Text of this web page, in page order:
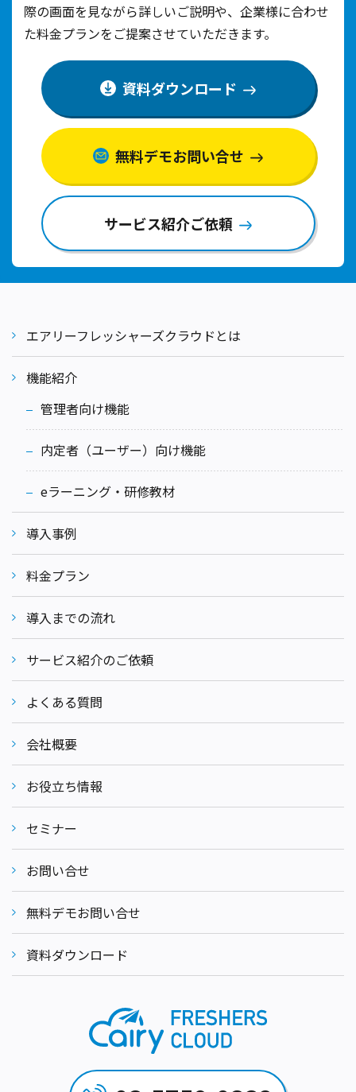
際の画面を見ながら詳しいご説明や、 企業様に合わせ
た料金プランをご提案させていただきます。
資料ダウンロード
無料デモお問い合せ
サービス紹介ご依頼
エアリーフレッシャーズクラウドとは
機能紹介
管理者向け機能
内定者（ユーザー）向け機能
eラーニング・研修教材
導入事例
料金プラン
導入までの流れ
サービス紹介のご依頼
よくある質問
会社概要
お役立ち情報
セミナー
お問い合せ
無料デモお問い合せ
資料ダウンロード